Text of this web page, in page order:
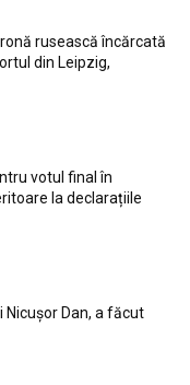
rusească încărcată
din Leipzig,
votul final în
la declarațiile
Dan, a făcut